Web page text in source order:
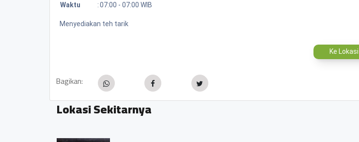
Waktu
:07:00 - 07:00 WIB
Menyediakan teh tarik
Ke Lokasi
Bagikan:
Lokasi Sekitarnya